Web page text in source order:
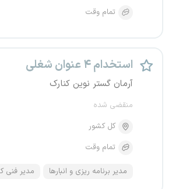
تمام وقت
استخدام ۴ عنوان شغلی
آرمان گستر نوین کنارک
منقضی شده
کل کشور
تمام وقت
مدیر برنامه ریزی و انبارها مدیر فنی